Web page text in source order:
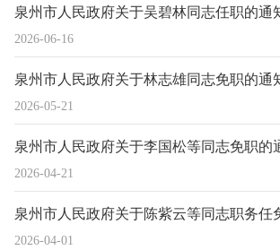
2026-06-16
泉州市人民政府关于吴碧林同志任职的通
2026-05-21
泉州市人民政府关于林志雄同志免职的通
2026-04-21
泉州市人民政府关于李国松等同志免职的
2026-04-01
泉州市人民政府关于陈紫云等同志职务任